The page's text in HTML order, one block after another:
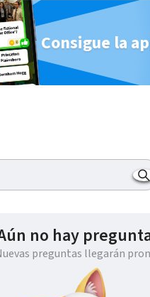
Consigue la
no hay
preguntas llegarán